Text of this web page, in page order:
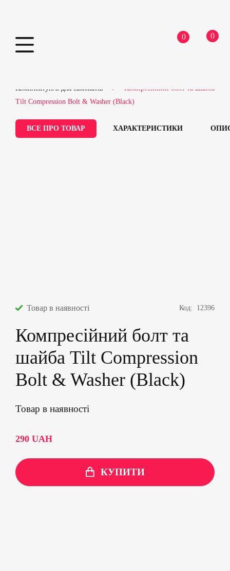
content
0 0
Комплектуючі для самокатів
Компресійний болт та шайба
Tilt Compression Bolt & Washer (Black)
ВСЕ ПРО ТОВАР ХАРАКТЕРИСТИКИ
Товар в наявності Код: 12396
Компресійний болт та
шайба Tilt Compression
Bolt & Washer (Black)
Товар в наявності
290 UAH
КУПИТИ